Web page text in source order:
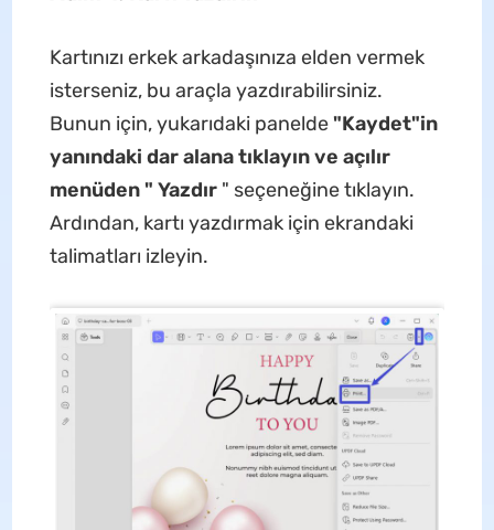
Kartınızı erkek arkadaşınıza elden vermek
isterseniz, bu araçla yazdırabilirsiniz.
Bunun için, yukarıdaki panelde "Kaydet"in
yanındaki dar alana tıklayın ve açılır
menüden " Yazdır" seçeneğine tıklayın.
Ardından, kartı yazdırmak için ekrandaki
talimatları izleyin.